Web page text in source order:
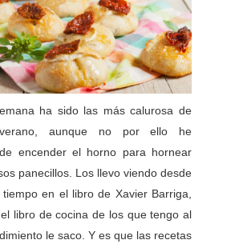
ha sido las más calurosa de
aunque no por ello he
encender el horno para hornear
panecillos. Los llevo viendo desde
en el libro de Xavier Barriga,
libro de cocina de los que tengo al
le saco. Y es que las recetas